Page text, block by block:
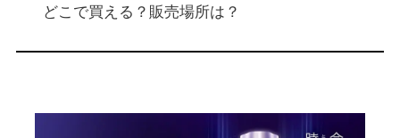
どこで買える？販売場所は？